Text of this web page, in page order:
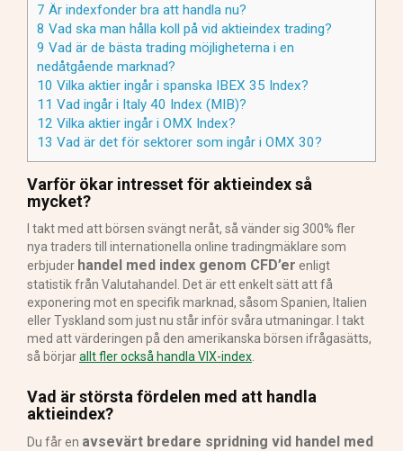
7 Är indexfonder bra att handla nu?
8 Vad ska man hålla koll på vid aktieindex trading?
9 Vad är de bästa trading möjligheterna i en
nedåtgående marknad?
10 Vilka aktier ingår i spanska IBEX 35 Index?
11 Vad ingår i Italy 40 Index (MIB)?
12 Vilka aktier ingår i OMX Index?
13 Vad är det för sektorer som ingår i OMX 30?
Varför ökar intresset för aktieindex så
mycket?
I takt med att börsen svängt neråt, så vänder sig 300% fler
nya traders till internationella online tradingmäklare som
erbjuder handel med index genom CFD’er enligt
statistik från Valutahandel. Det är ett enkelt sätt att få
exponering mot en specifik marknad, såsom Spanien, Italien
eller Tyskland som just nu står inför svåra utmaningar. I takt
med att värderingen på den amerikanska börsen ifrågasätts,
så börjarallt fler också handla VIX-index
Vad är största fördelen med att handla
aktieindex?
Du får en avsevärt bredare spridning vid handel med